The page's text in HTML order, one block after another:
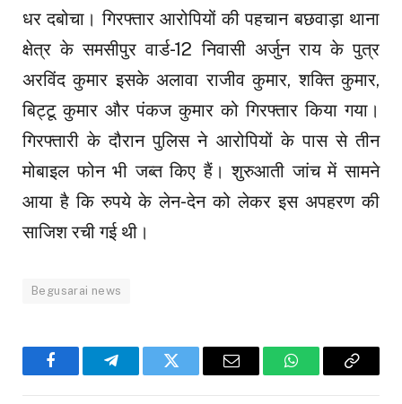
धर दबोचा। गिरफ्तार आरोपियों की पहचान बछवाड़ा थाना
क्षेत्र के समसीपुर वार्ड-12 निवासी अर्जुन राय के पुत्र
अरविंद कुमार इसके अलावा राजीव कुमार, शक्ति कुमार,
बिट्टू कुमार और पंकज कुमार को गिरफ्तार किया गया।
गिरफ्तारी के दौरान पुलिस ने आरोपियों के पास से तीन
मोबाइल फोन भी जब्त किए हैं। शुरुआती जांच में सामने
आया है कि रुपये के लेन-देन को लेकर इस अपहरण की
साजिश रची गई थी।
Begusarai news
FacebookTelegramTwitter Email WhatsAppCopy